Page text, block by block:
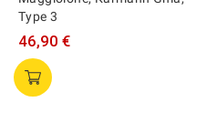
Type 3
46,90 €